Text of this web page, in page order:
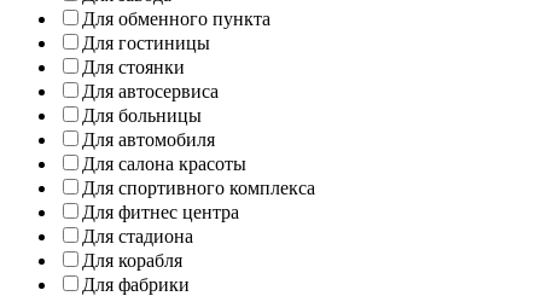
Для обменного пункта
Для гостиницы
Для стоянки
Для автосервиса
Для больницы
Для автомобиля
Для салона красоты
Для спортивного комплекса
Для фитнес центра
Для стадиона
Для корабля
Для фабрики